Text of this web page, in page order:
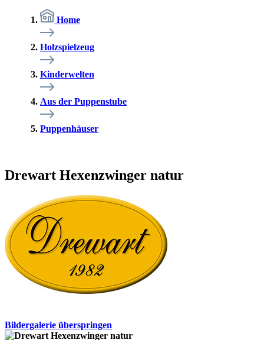
Home
Holzspielzeug
Kinderwelten
Aus der Puppenstube
Puppenhäuser
Drewart Hexenzwinger natur
Bildergalerie überspringen